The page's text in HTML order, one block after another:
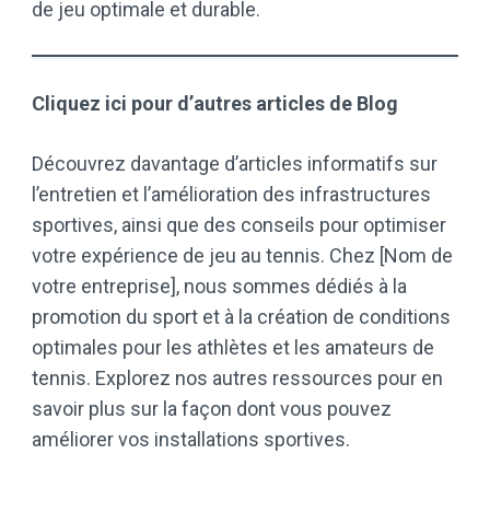
de jeu optimale et durable.
Cliquez ici pour d’autres articles de Blog
Découvrez davantage d’articles informatifs sur
l’entretien et l’amélioration des infrastructures
sportives, ainsi que des conseils pour optimiser
votre expérience de jeu au tennis. Chez [Nom de
votre entreprise], nous sommes dédiés à la
promotion du sport et à la création de conditions
optimales pour les athlètes et les amateurs de
tennis. Explorez nos autres ressources pour en
savoir plus sur la façon dont vous pouvez
améliorer vos installations sportives.